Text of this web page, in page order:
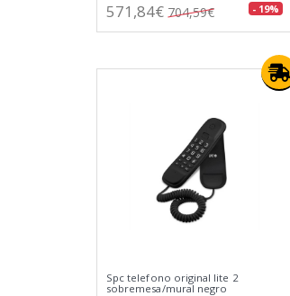
571,84€ 704,59€ - 19%
Spc telefono original lite 2
sobremesa/mural negro